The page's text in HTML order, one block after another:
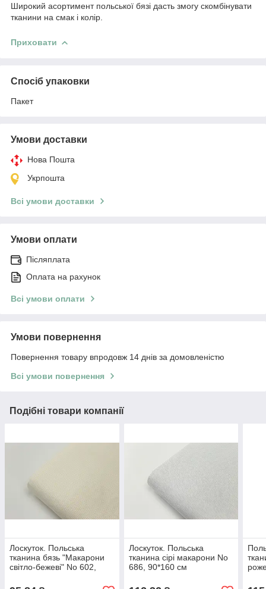
Широкий асортимент польської бязі дасть змогу скомбінувати
тканини на смак і колір.
Приховати
Спосіб упаковки
Пакет
Умови доставки
Нова Пошта
Укрпошта
Всі умови доставки
Умови оплати
Післяплата
Оплата на рахунок
Всі умови оплати
Умови повернення
Повернення товару впродовж 14 днів за домовленістю
Всі умови повернення
Подібні товари компанії
Лоскуток. Польська
тканина бязь "Макарони
світло-бежеві" No 602,
Лоскуток. Польська
тканина сірі макарони No
686, 90*160 см